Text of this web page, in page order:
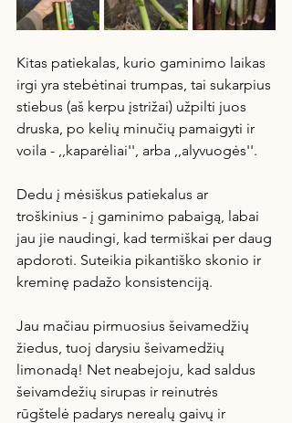
Kitas patiekalas, kurio gaminimo laikas
irgi yra stebėtinai trumpas, tai sukarpius
stiebus (aš kerpu įstrižai) užpilti juos
druska, po kelių minučių pamaigyti ir
voila - ,,kaparėliai'', arba ,,alyvuogės''.
Dedu į mėsiškus patiekalus ar
troškinius - į gaminimo pabaigą, labai
jau jie naudingi, kad termiškai per daug
apdoroti. Suteikia pikantiško skonio ir
kreminę padažo konsistenciją.
Jau mačiau pirmuosius šeivamedžių
žiedus, tuoj darysiu šeivamedžių
limonadą! Net neabejoju, kad saldus
šeivamdežių sirupas ir reinutrės
rūgštelė padarys nerealų gaivų ir